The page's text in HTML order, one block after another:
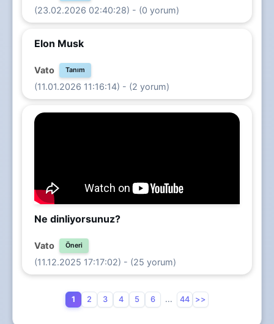
(23.02.2026 02:40:28) - (0 yorum)
Elon Musk
Vato Tanım
(11.01.2026 11:16:14) - (2 yorum)
Ne dinliyorsunuz?
Vato Öneri
(11.12.2025 17:17:02) - (25 yorum)
1 2 3 4 5 6 ... 44 >>